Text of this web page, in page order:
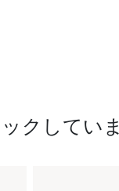
クしてい